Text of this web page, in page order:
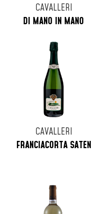
CAVALLERI
DI MANO IN MANO
CAVALLERI
FRANCIACORTA SATEN